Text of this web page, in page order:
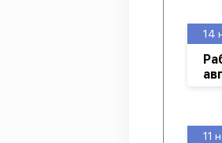
11
14